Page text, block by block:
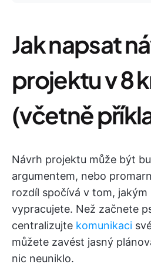
Jak napsat
projektu v 8
(včetně
Návrh projektu může být
argumentem, nebo
rozdíl spočívá v tom, jakým
vypracujete. Než začnete
centralizujte komunikaci
můžete zavést jasný
nic neuniklo.